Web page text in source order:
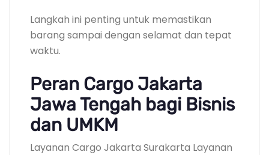
Langkah ini penting untuk memastikan
barang sampai dengan selamat dan tepat
waktu.
Peran Cargo Jakarta
Jawa Tengah bagi Bisnis
dan UMKM
Layanan Cargo Jakarta Surakarta Layanan